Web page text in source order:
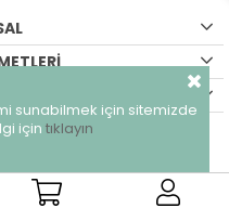
saklıdır.
sunabilmek için sitemizde
için tıklayın